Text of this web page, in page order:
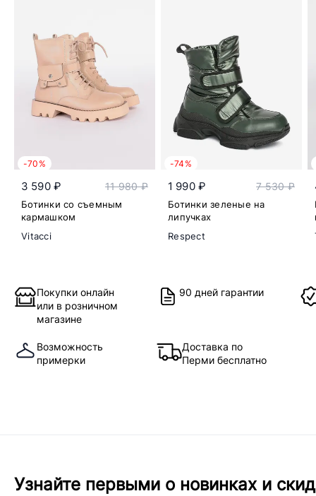
-70%
3 590 ₽ 11 980 ₽
Ботинки со съемным
кармашком
Vitacci
-74%
1 990 ₽ 7 530 ₽
Ботинки зеленые на
липучках
Respect
Покупки онлайн
или в розничном
магазине
90 дней гарантии
Возможность
примерки
Доставка по
Перми бесплатно
Узнайте первыми о новинках и